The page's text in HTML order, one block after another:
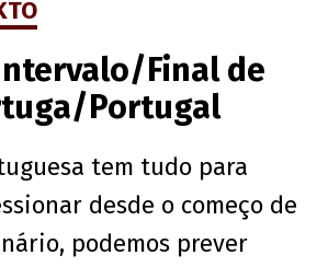
Final de
Portugal
tem tudo para
desde o começo de
podemos prever